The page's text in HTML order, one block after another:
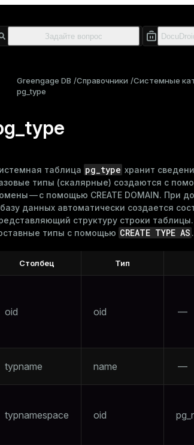
Greengage DB Справочники Системные
pg_type
таблица pg_type хранит
типы (скалярные) создаются с
— с помощью CREATE DOMAIN. При
данных автоматически создается
структуру строки
типы с помощью CREATE TYPE AS .
Столбец Тип
oid oid —
typname name —
typnamespace oid